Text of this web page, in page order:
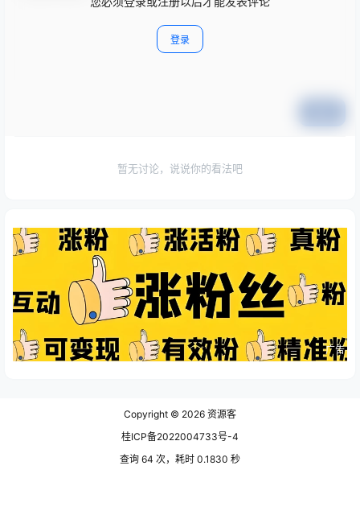
登录
暂无讨论，说说你的看法吧
广告
Copyright © 2026 资源客
桂ICP备2022004733号-4
查询 64 次，耗时 0.1830 秒